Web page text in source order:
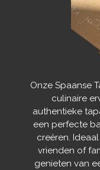
Onze Spaanse
culinaire
authentieke
een perfecte
creëren.
vrienden of
genieten van